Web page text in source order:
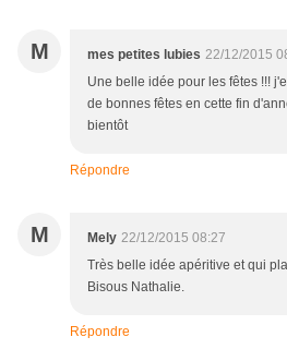
M mes petites lubies 22/12/2015
Une belle idée pour les fêtes !!!
de bonnes fêtes en cette fin
bientôt
Répondre
M Mely 22/12/2015 08:27
Très belle idée apéritive et qui
Bisous Nathalie.
Répondre